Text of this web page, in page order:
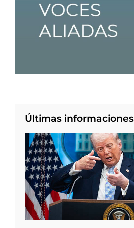
Últimas informaciones